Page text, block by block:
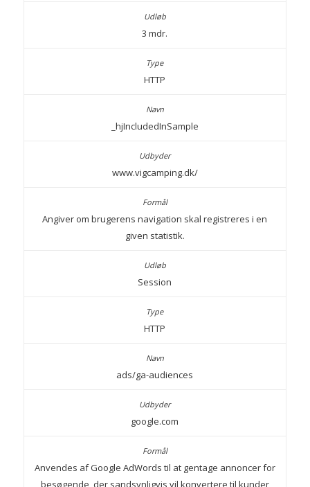
3 mdr.
HTTP
_hjIncludedInSample
www.vigcamping.dk/
Angiver om brugerens navigation skal registreres i en
given statistik.
Session
HTTP
ads/ga-audiences
google.com
Anvendes af Google AdWords til at gentage annoncer for
besøgende, der sandsynligvis vil konvertere til kunder